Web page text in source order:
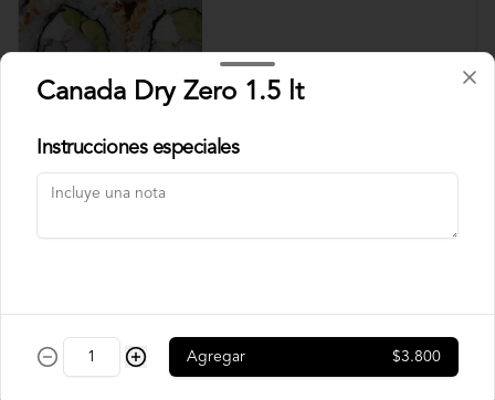
$7.500
Philadelphia Roll
Rainbow Roll
Camarón, queso crema y pepino,
Canada Dry Zero 1.5 lt
Instrucciones especiales
Agregar $3.800